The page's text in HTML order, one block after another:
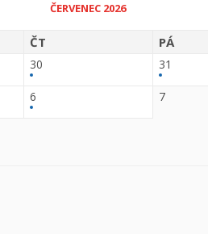
ČERVENEC 2026
ČT PÁ
30 31
6 7